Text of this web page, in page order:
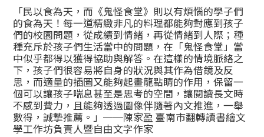
「民以食為天，而《鬼怪食堂》則以有煩惱的學子們
的食為天！每一道精緻非凡的料理都能夠對應到孩子
們的校園問題，從成績到情緒，再從情緒到人際；種
種充斥於孩子們生活當中的問題，在「鬼怪食堂」當
中似乎都得以獲得協助與解答。在這樣的情境脈絡之
下，孩子們很容易將自身的狀況與其作為借鏡及反
思，而適量的插圖又能夠起畫龍點睛的作用，保留一
個可以讓孩子喘息甚至是思考的空間，讓閱讀長文時
不感到費力，且能夠透過圖像伴隨著內文推進，一舉
數得，誠摯推薦。」──陳家盈 臺南市翻轉讀書繪文
學工作坊負責人暨自由文字作家